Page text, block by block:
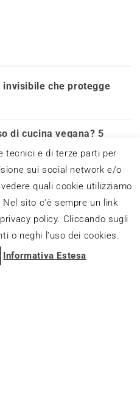
che protegge
di cucina vegana? 5
per pizzeria
della produzione
di passivazione
tecnici e di terze parti per
sui social network e/o
quali cookie utilizziamo
sito c'è sempre un link
policy. Cliccando sugli
o neghi l'uso dei cookies.
Informativa Estesa